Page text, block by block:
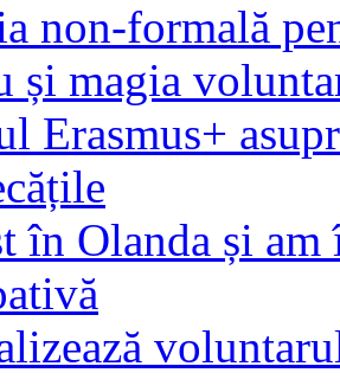
non-formală
și magia
Erasmus+
în Olanda și am